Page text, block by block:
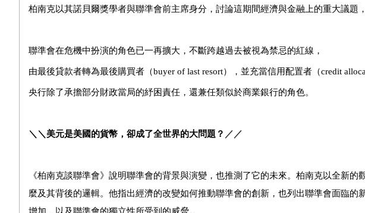
柏南克以其諾貝爾獎學者與聯準會前主席身分，討論這期間經濟與金融上的重大議題
聯準會在危機中扮演的角色已一再擴大，不斷跨越過去被視為禁忌的紅線，
由最後貸款者轉為最後購買者（buyer of last resort），並充當信用配置者（credit
央行除了承擔部分財政當局的紓困責任，還兼任類似於商業銀行的角色。
＼＼美元是美國的貨幣，卻成了全世界的大問題？ ／／
《柏南克談聯準會》說明聯準會的背景與演變，也推測了它的未來。柏南克以全新
麼及其背後的邏輯。他指出經濟的改變如何推動聯準會的創新，也列出聯準會面臨